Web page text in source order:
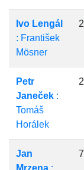
Ivo Lengál
: František
Mösner
2
Petr
Janeček :
Tomáš
Horálek
2
Jan
Mrzena :
7